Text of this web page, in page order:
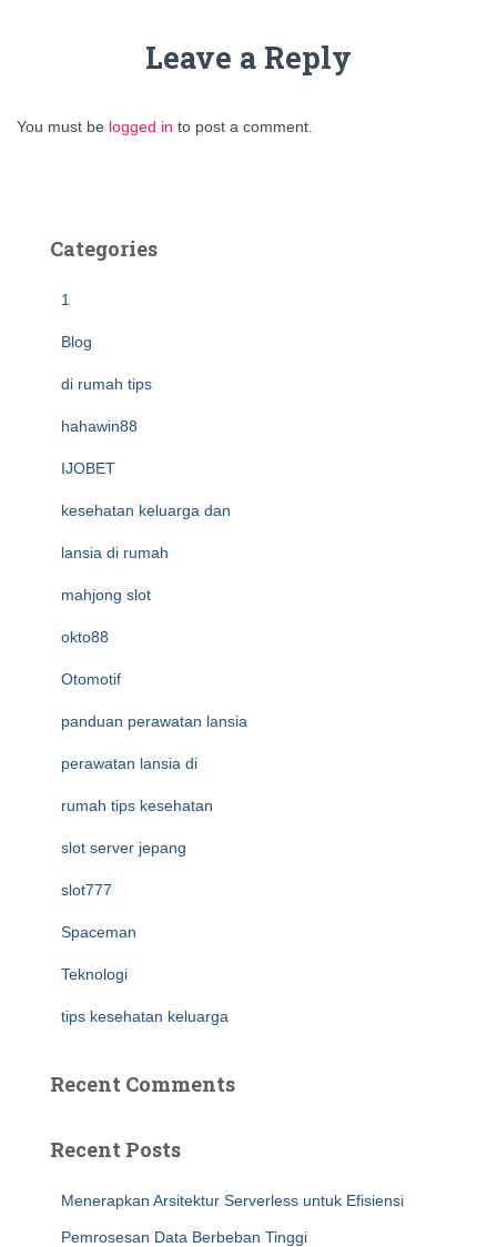
Leave a Reply
You must be logged in to post a comment.
Categories
1
Blog
di rumah tips
hahawin88
IJOBET
kesehatan keluarga dan
lansia di rumah
mahjong slot
okto88
Otomotif
panduan perawatan lansia
perawatan lansia di
rumah tips kesehatan
slot server jepang
slot777
Spaceman
Teknologi
tips kesehatan keluarga
Recent Comments
Recent Posts
Menerapkan Arsitektur Serverless untuk Efisiensi
Pemrosesan Data Berbeban Tinggi